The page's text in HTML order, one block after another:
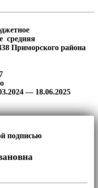
средняя
Приморского района
— 18.06.2025
подписью